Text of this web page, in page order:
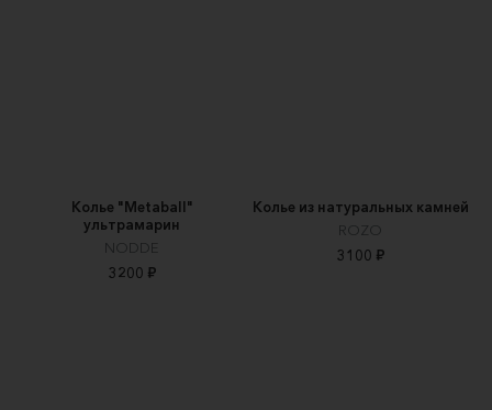
Колье "Metaball"
ультрамарин
NODDE
3200 ₽
Колье из натуральных камней
ROZO
3100 ₽